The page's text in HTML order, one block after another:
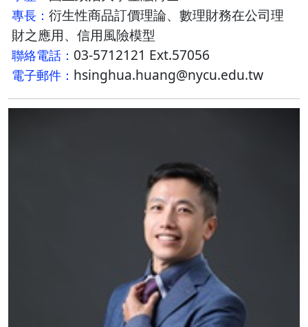
專長： 衍生性商品訂價理論、數理財務在公司理
財之應用、信用風險模型
聯絡電話： 03-5712121 Ext.57056
電子郵件： hsinghua.huang@nycu.edu.tw